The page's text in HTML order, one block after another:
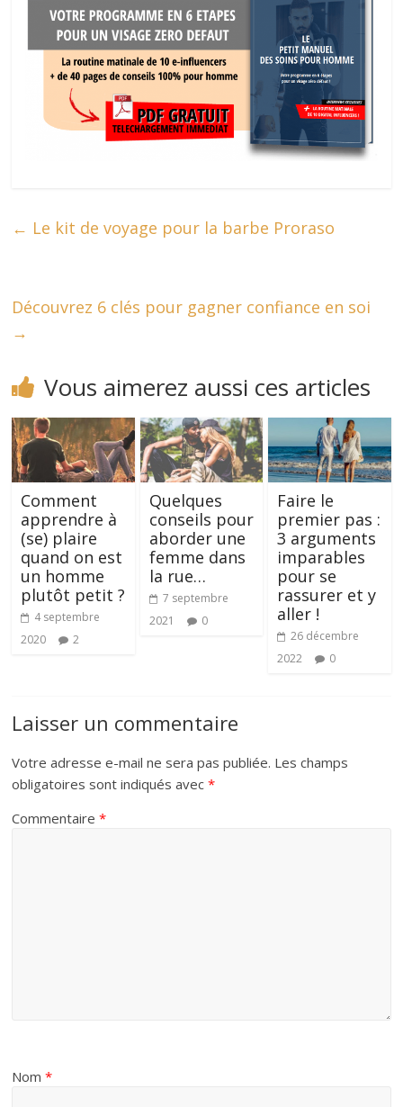
← Le kit de voyage pour la barbe Proraso
Découvrez 6 clés pour gagner confiance en soi
→
Vous aimerez aussi ces articles
Comment
apprendre à
(se) plaire
quand on est
un homme
plutôt petit ?
4 septembre
2020
2
Quelques
conseils pour
aborder une
femme dans
la rue…
7 septembre
2021
0
Faire le
premier pas :
3 arguments
imparables
pour se
rassurer et y
aller !
26 décembre
2022
0
Laisser un commentaire
Votre adresse e-mail ne sera pas publiée. Les champs
obligatoires sont indiqués avec*
Commentaire*
Nom*